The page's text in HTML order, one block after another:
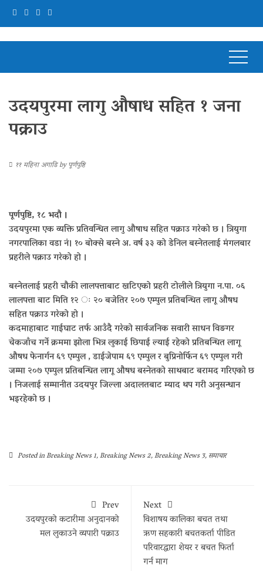
उदयपुरमा लागु औषाध सहित १ जना
पक्राउ
११ महिना अगाडिbyपूर्णपुष्टि
पूर्णपुष्टि, १८ भदौ ।
उदयपुरमा एक व्यक्ति प्रतिवन्धित लागु औषाध सहित पक्राउ गरेको छ । त्रियुगा
नगरपालिका वडा नं। १० बोक्से बस्ने अ. वर्ष ३३ को डेनिल बस्नेतलाई मंगलबार
प्रहरीले पक्राउ गरेको हो ।
बस्नेतलाई प्रहरी चौकी लालपत्ताबाट खटिएको प्रहरी टोलीले त्रियुगा न.पा. ०६
लालपत्ता बाट मिति १२ ः २० बजेतिर २०७ एम्पुल प्रतिबन्धित लागू औषध
सहित पक्राउ गरेको हो ।
कदमाहाबाट गाईघाट तर्फ आउँदै गरेको सार्वजनिक सवारी साधन विङगर
चेकजाँच गर्ने क्रममा झोला भित्र लुकाई छिपाई ल्याई रहेको प्रतिबन्धित लागू
औषध फेनार्गन ६९ एम्पुल , डाईजेपाम ६९ एम्पुल र बुप्रिनोर्फिन ६९ एम्पुल गरी
जम्मा २०७ एम्पुल प्रतिबन्धित लागू औषध बस्नेतको साथबाट बरामद गरिएको छ
। निजलाई सम्मानीत उदयपुर जिल्ला अदालतबाट म्याद थप गरी अनुसन्धान
भइरहेको छ ।
Posted inBreaking News 1,Breaking News 2,Breaking News 3,समाचार
Prev
उदयपुरको कटारीमा अनुदानको
मल लुकाउने व्यपारी पक्राउ
Next
विशाषय कालिका बचत तथा
ऋण सहकारी बचतकर्ता पीडित
परिवारद्धारा शेयर र बचत फिर्ता
गर्न माग